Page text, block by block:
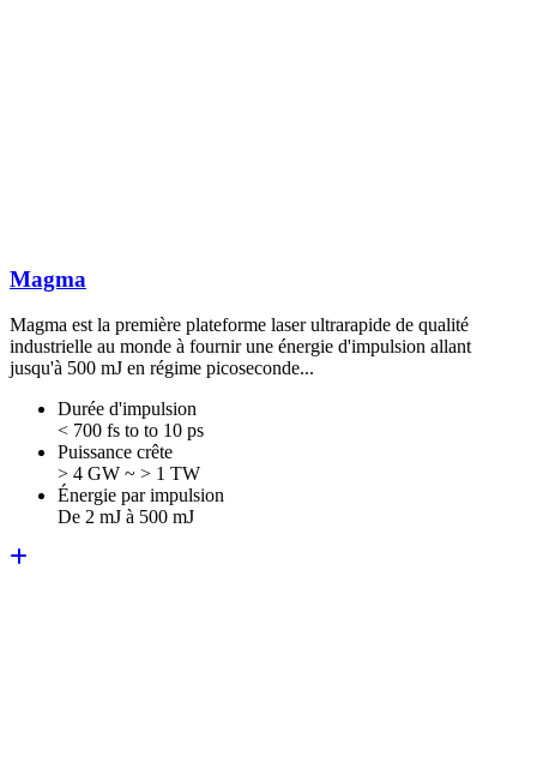
Magma
Magma est la première plateforme laser ultrarapide de qualité
industrielle au monde à fournir une énergie d'impulsion allant
jusqu'à 500 mJ en régime picoseconde...
Durée d'impulsion
< 700 fs to to 10 ps
Puissance crête
> 4 GW ~ > 1 TW
Énergie par impulsion
De 2 mJ à 500 mJ